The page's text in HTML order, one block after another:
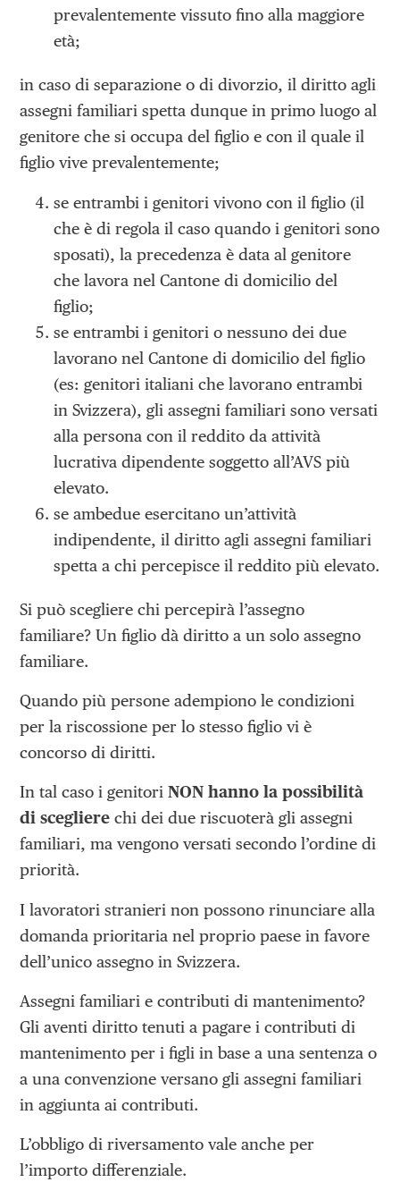
prevalentemente vissuto fino alla maggiore
età;
in caso di separazione o di divorzio, il diritto agli
assegni familiari spetta dunque in primo luogo al
genitore che si occupa del figlio e con il quale il
figlio vive prevalentemente;
se entrambi i genitori vivono con il figlio (il
che è di regola il caso quando i genitori sono
sposati), la precedenza è data al genitore
che lavora nel Cantone di domicilio del
figlio;
se entrambi i genitori o nessuno dei due
lavorano nel Cantone di do­micilio del figlio
(es: genitori italiani che lavorano entrambi
in Svizzera), gli assegni familiari sono versati
alla persona con il reddito da attività
lucrativa dipendente soggetto all’AVS più
elevato.
se ambedue esercitano un’attività
indipendente, il diritto agli assegni familiari
spetta a chi percepisce il reddito più elevato.
Si può scegliere chi percepirà l’assegno
familiare? Un figlio dà diritto a un solo assegno
familiare.
Quando più persone adempiono le condizioni
per la riscossione per lo stesso figlio vi è
concorso di diritti.
In tal caso i genitoriNON hanno la possibilità
di scegliere chi dei due riscuoterà gli assegni
familiari, ma vengono versati secondo l’ordine di
priorità.
I lavoratori stranieri non possono rinunciare alla
domanda prioritaria nel proprio paese in favore
dell’unico assegno in Svizzera.
Assegni familiari e contributi di mantenimento?
Gli aventi diritto tenuti a pagare i contributi di
mantenimento per i figli in base a una sentenza o
a una convenzione versano gli assegni familiari
in aggiunta ai contributi.
L’obbligo di riversamento vale anche per
l’importo differenziale.